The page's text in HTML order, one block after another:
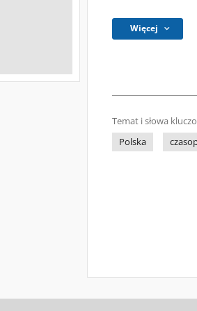
Więcej
Temat i słowa
Polska